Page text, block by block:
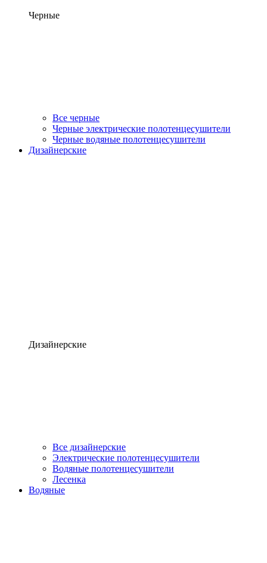
Черные
Все черные
Черные электрические полотенцесушители
Черные водяные полотенцесушители
Дизайнерские
Дизайнерские
Все дизайнерские
Электрические полотенцесушители
Водяные полотенцесушители
Лесенка
Водяные